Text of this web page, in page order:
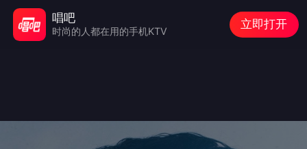
唱吧
时尚的人都在用的手机KTV
立即打开